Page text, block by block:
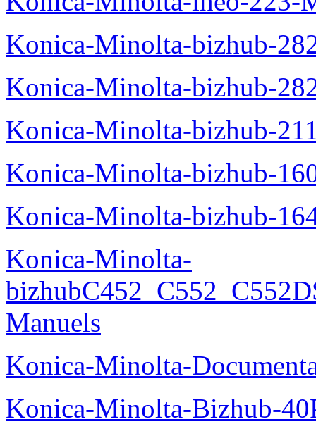
Konica-Minolta-bizhub-
Konica-Minolta-bizhub-
Konica-Minolta-bizhub-
Konica-Minolta-bizhub-
Konica-Minolta-bizhub-
Konica-Minolta-
Manuels
Konica-Minolta-
Konica-Minolta-Bizhub-